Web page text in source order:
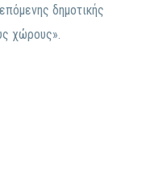
δημοτικής
χώρους».